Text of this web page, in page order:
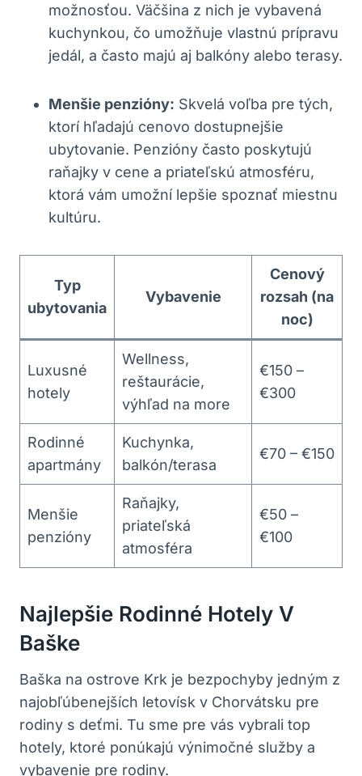
možnosťou. Väčšina z nich je vybavená
kuchynkou, čo umožňuje vlastnú prípravu
jedál, a často majú aj balkóny alebo terasy.
Menšie penzióny: Skvelá voľba pre tých,
ktorí hľadajú cenovo dostupnejšie
ubytovanie. Penzióny často poskytujú
raňajky v cene a priateľskú atmosféru,
ktorá vám umožní lepšie spoznať miestnu
kultúru.
Typ
ubytovania
Vybavenie
Cenový
rozsah (na
noc)
Luxusné
hotely
Wellness,
reštaurácie,
výhľad na more
€150 –
€300
Rodinné
apartmány
Kuchynka,
balkón/terasa
€70 – €150
Menšie
penzióny
Raňajky,
priateľská
atmosféra
€50 –
€100
Najlepšie Rodinné Hotely V
Baške
Baška na ostrove Krk je bezpochyby jedným z
najobľúbenejších letovísk v Chorvátsku pre
rodiny s deťmi. Tu sme pre vás vybrali top
hotely, ktoré ponúkajú výnimočné služby a
vybavenie pre rodiny.